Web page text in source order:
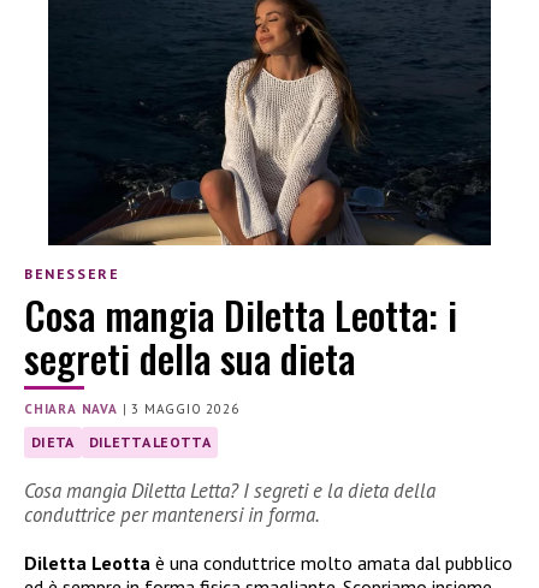
BENESSERE
Cosa mangia Diletta Leotta: i
segreti della sua dieta
CHIARA NAVA |3 MAGGIO 2026
DIETA DILETTA LEOTTA
Cosa mangia Diletta Letta? I segreti e la dieta della
conduttrice per mantenersi in forma.
Diletta Leotta è una conduttrice molto amata dal pubblico